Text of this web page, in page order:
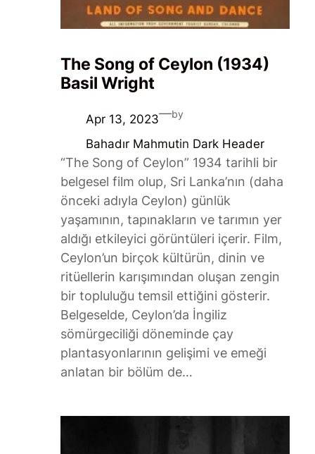
The Song of Ceylon (1934)
Basil Wright
Apr 13, 2023—by
Bahadır Mahmutin Dark Header
“The Song of Ceylon” 1934 tarihli bir
belgesel film olup, Sri Lanka’nın (daha
önceki adıyla Ceylon) günlük
yaşamının, tapınakların ve tarımın yer
aldığı etkileyici görüntüleri içerir. Film,
Ceylon’un birçok kültürün, dinin ve
ritüellerin karışımından oluşan zengin
bir topluluğu temsil ettiğini gösterir.
Belgeselde, Ceylon’da İngiliz
sömürgeciliği döneminde çay
plantasyonlarının gelişimi ve emeği
anlatan bir bölüm de…